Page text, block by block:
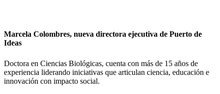
Marcela Colombres, nueva directora ejecutiva de Puerto de
Ideas
Doctora en Ciencias Biológicas, cuenta con más de 15 años de
experiencia liderando iniciativas que articulan ciencia, educación e
innovación con impacto social.